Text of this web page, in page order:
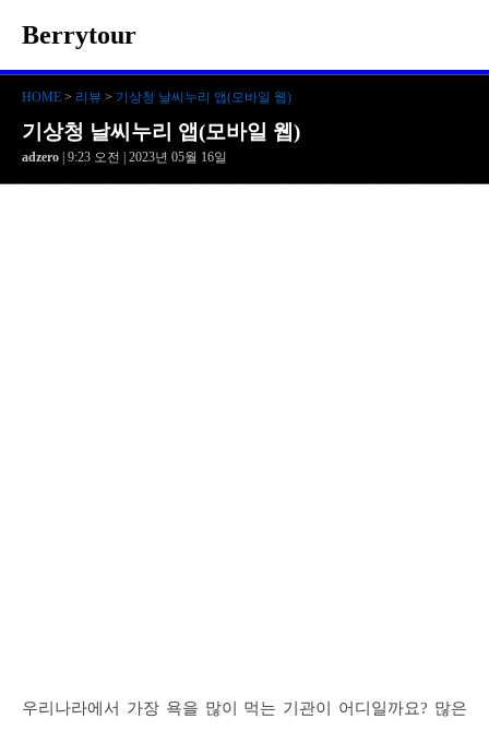
Berrytour
HOME > 리뷰 > 기상청 날씨누리 앱(모바일 웹)
기상청 날씨누리 앱(모바일 웹)
adzero | 9:23 오전 | 2023년 05월 16일
우리나라에서 가장 욕을 많이 먹는 기관이 어디일까요? 많은